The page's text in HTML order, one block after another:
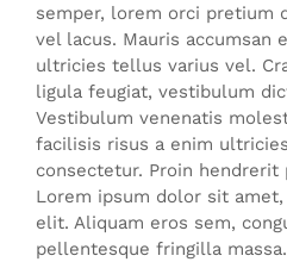
semper, lorem orci pretium
vel lacus. Mauris accumsan
ultricies tellus varius vel.
ligula feugiat, vestibulum
Vestibulum venenatis
facilisis risus a enim
consectetur. Proin hendrerit
Lorem ipsum dolor sit
elit. Aliquam eros sem,
pellentesque fringilla